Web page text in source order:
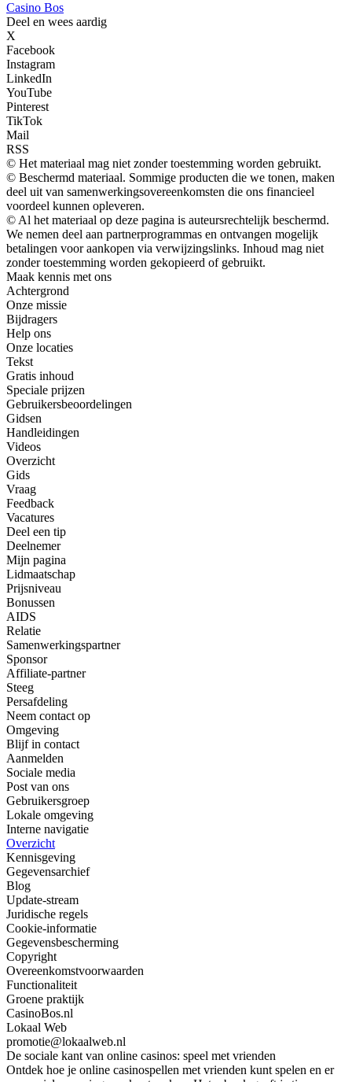
Casino Bos
Deel en wees aardig
X
Facebook
Instagram
LinkedIn
YouTube
Pinterest
TikTok
Mail
RSS
© Het materiaal mag niet zonder toestemming worden gebruikt.
© Beschermd materiaal. Sommige producten die we tonen, maken
deel uit van samenwerkingsovereenkomsten die ons financieel
voordeel kunnen opleveren.
© Al het materiaal op deze pagina is auteursrechtelijk beschermd.
We nemen deel aan partnerprogrammas en ontvangen mogelijk
betalingen voor aankopen via verwijzingslinks. Inhoud mag niet
zonder toestemming worden gekopieerd of gebruikt.
Maak kennis met ons
Achtergrond
Onze missie
Bijdragers
Help ons
Onze locaties
Tekst
Gratis inhoud
Speciale prijzen
Gebruikersbeoordelingen
Gidsen
Handleidingen
Videos
Overzicht
Gids
Vraag
Feedback
Vacatures
Deel een tip
Deelnemer
Mijn pagina
Lidmaatschap
Prijsniveau
Bonussen
AIDS
Relatie
Samenwerkingspartner
Sponsor
Affiliate-partner
Steeg
Persafdeling
Neem contact op
Omgeving
Blijf in contact
Aanmelden
Sociale media
Post van ons
Gebruikersgroep
Lokale omgeving
Interne navigatie
Overzicht
Kennisgeving
Gegevensarchief
Blog
Update-stream
Juridische regels
Cookie-informatie
Gegevensbescherming
Copyright
Overeenkomstvoorwaarden
Functionaliteit
Groene praktijk
CasinoBos.nl
Lokaal Web
promotie@lokaalweb.nl
De sociale kant van online casinos: speel met vrienden
Ontdek hoe je online casinospellen met vrienden kunt spelen en er